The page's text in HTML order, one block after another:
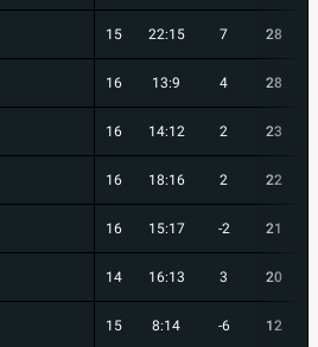
15 22:15 7 28
16 13:9 4 28
16 14:12 2 23
16 18:16 2 22
16 15:17 -2 21
14 16:13 3 20
15 8:14 -6 12